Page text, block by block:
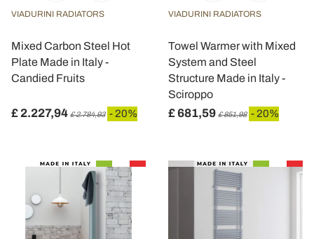
VIADURINI RADIATORS
Mixed Carbon Steel Hot
Plate Made in Italy -
Candied Fruits
£ 2.227,94 £ 2.784,93 - 20%
VIADURINI RADIATORS
Towel Warmer with Mixed
System and Steel
Structure Made in Italy -
Sciroppo
£ 681,59 £ 851,98 - 20%